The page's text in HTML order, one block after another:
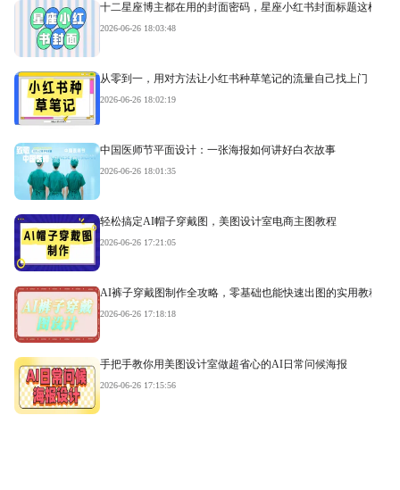
十二星座博主都在用的封面密码，星座小红书封面标题这样写
2026-06-26 18:03:48
从零到一，用对方法让小红书种草笔记的流量自己找上门
2026-06-26 18:02:19
中国医师节平面设计：一张海报如何讲好白衣故事
2026-06-26 18:01:35
轻松搞定AI帽子穿戴图，美图设计室电商主图教程
2026-06-26 17:21:05
AI裤子穿戴图制作全攻略，零基础也能快速出图的实用教程
2026-06-26 17:18:18
手把手教你用美图设计室做超省心的AI日常问候海报
2026-06-26 17:15:56